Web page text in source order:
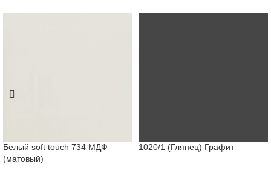
Белый soft touch 734 МДФ
(матовый)
1020/1 (Глянец) Графит